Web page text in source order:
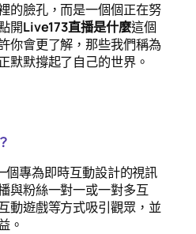
的臉孔，而是一個個正在努
開Live173直播是什麼這個
你會更了解，那些我們稱為
默默撐起了自己的世界。
個專為即時互動設計的視訊
與粉絲一對一或一對多互
動遊戲等方式吸引觀眾，並
。